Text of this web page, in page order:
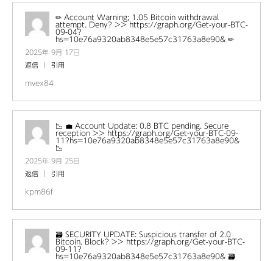
✏ Account Warning; 1.05 Bitcoin withdrawal
attempt. Deny? >> https://graph.org/Get-your-BTC-
09-04?
hs=10e76a9320ab8348e5e57c31763a8e90& ✏
2025年 9月 17日
返信
引用
mvex84
📉 💼 Account Update: 0.8 BTC pending. Secure
reception >> https://graph.org/Get-your-BTC-09-
11?hs=10e76a9320ab8348e5e57c31763a8e90&
📉
2025年 9月 25日
返信
引用
kpm86f
🗃 SECURITY UPDATE: Suspicious transfer of 2.0
Bitcoin. Block? >> https://graph.org/Get-your-BTC-
09-11?
hs=10e76a9320ab8348e5e57c31763a8e90& 🗃